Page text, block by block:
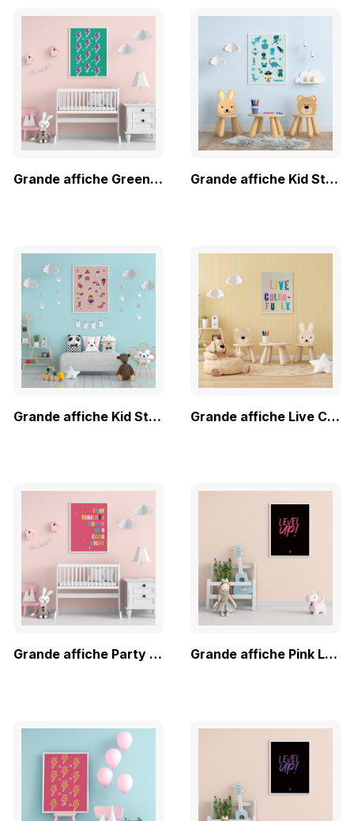
Grande affiche Green PWR-ful Grande affiche Kid Stickers
Grande affiche Kid Stickers Grande affiche Live Colorfully
Grande affiche Party Night Grande affiche Pink Level Up